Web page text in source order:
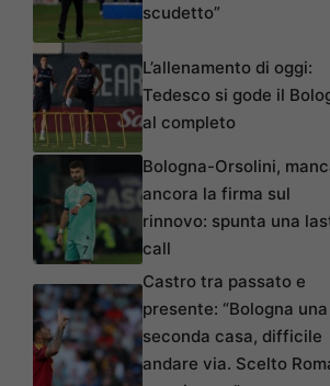
scudetto”
L’allenamento di oggi:
Tedesco si gode il
al completo
Bologna-Orsolini,
ancora la firma sul
rinnovo: spunta una
call
Castro tra passato e
presente: “Bologna una
seconda casa, difficile
andare via. Scelto